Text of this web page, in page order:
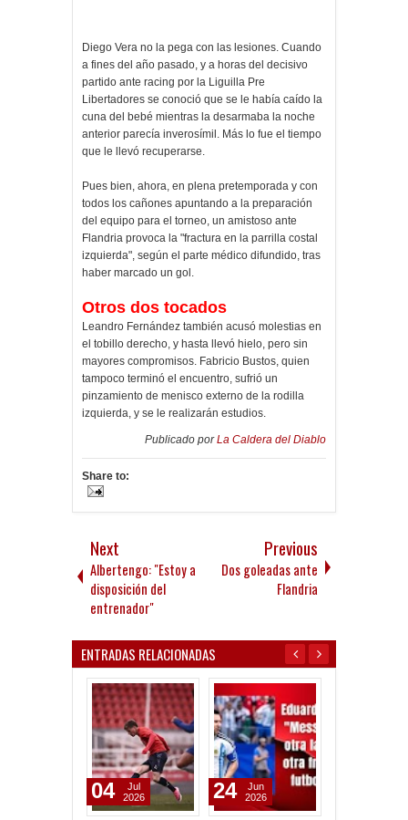
Diego Vera no la pega con las lesiones. Cuando
a fines del año pasado, y a horas del decisivo
partido ante racing por la Liguilla Pre
Libertadores se conoció que se le había caído la
cuna del bebé mientras la desarmaba la noche
anterior parecía inverosímil. Más lo fue el tiempo
que le llevó recuperarse.
Pues bien, ahora, en plena pretemporada y con
todos los cañones apuntando a la preparación
del equipo para el torneo, un amistoso ante
Flandria provoca la "fractura en la parrilla costal
izquierda", según el parte médico difundido, tras
haber marcado un gol.
Otros dos tocados
Leandro Fernández también acusó molestias en
el tobillo derecho, y hasta llevó hielo, pero sin
mayores compromisos. Fabricio Bustos, quien
tampoco terminó el encuentro, sufrió un
pinzamiento de menisco externo de la rodilla
izquierda, y se le realizarán estudios.
Publicado porLa Caldera del Diablo
Share to:
Next
Albertengo: "Estoy a
disposición del
entrenador"
Previous
Dos goleadas ante
Flandria
ENTRADAS RELACIONADAS
04
Jul
2026
24
Jun
2026